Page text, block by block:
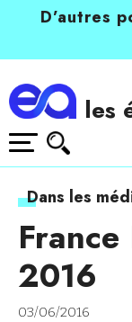
D’autres
les
Dans les
2016
03/06/2016